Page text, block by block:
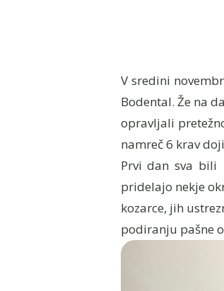
V sredini
Bodental. Že na
opravljali
namreč 6 krav
Prvi dan sva bili
pridelajo nekje
kozarce, jih
podiranju pašne